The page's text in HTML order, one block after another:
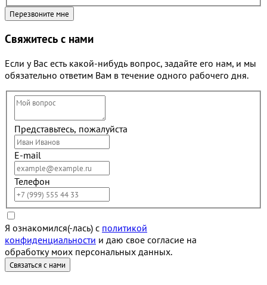
Свяжитесь с нами
Если у Вас есть какой-нибудь вопрос, задайте его нам, и мы
обязательно ответим Вам в течение одного рабочего дня.
Представьтесь, пожалуйста
E-mail
Телефон
Я ознакомился(-лась) с политикой
конфиденциальности и даю свое согласие на
обработку моих персональных данных.